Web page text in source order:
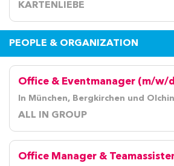
KARTENLIEBE
PEOPLE & ORGANIZATION
Office & Eventmanager (m/w/
In München, Bergkirchen und
ALL IN GROUP
Office Manager &